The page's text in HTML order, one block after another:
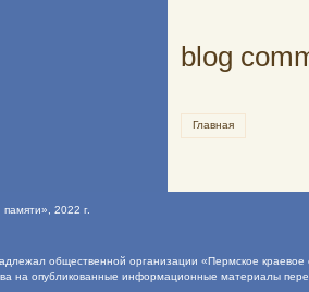
blog
Главная
, 2022 г.
общественной организации «Пермское
на опубликованные информационные материалы